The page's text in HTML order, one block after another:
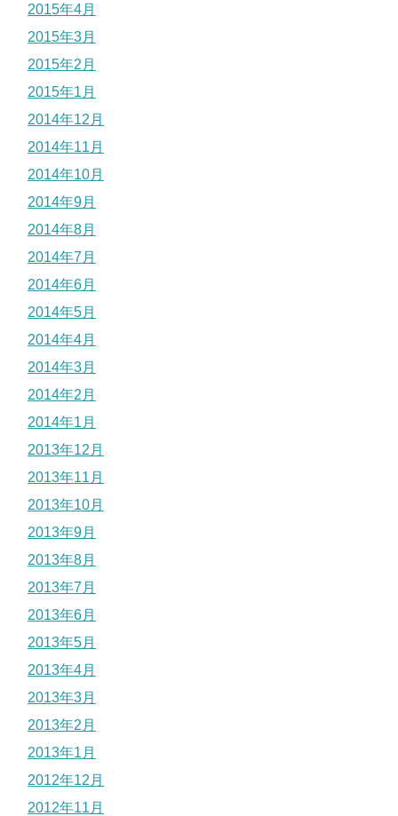
2015年4月
2015年3月
2015年2月
2015年1月
2014年12月
2014年11月
2014年10月
2014年9月
2014年8月
2014年7月
2014年6月
2014年5月
2014年4月
2014年3月
2014年2月
2014年1月
2013年12月
2013年11月
2013年10月
2013年9月
2013年8月
2013年7月
2013年6月
2013年5月
2013年4月
2013年3月
2013年2月
2013年1月
2012年12月
2012年11月